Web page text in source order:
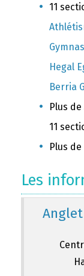
11
Hegal
Berria
Plus
11
Plus
Les